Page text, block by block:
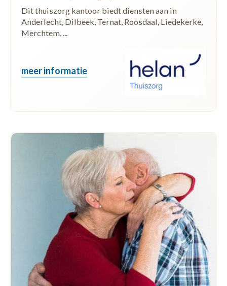
Dit thuiszorg kantoor biedt diensten aan in
Anderlecht, Dilbeek, Ternat, Roosdaal, Liedekerke,
Merchtem, ...
meer informatie